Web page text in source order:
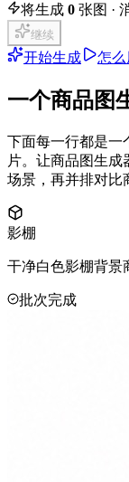
将生成 0 张图 ·
继续
开始生成 怎么
一个商品图
下面每一行都是
片。让商品图生
场景，再并排对比
影棚
干净白色影棚背景
批次完成